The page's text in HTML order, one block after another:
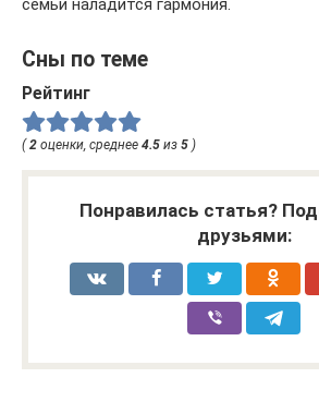
семьи наладится гармония.
Сны по теме
Рейтинг
(2 оценки, среднее 4.5 из 5 )
Понравилась статья?
друзьями: